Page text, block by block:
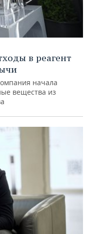
в реагент
начала
вещества из